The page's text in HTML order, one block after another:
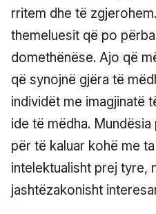
rritem dhe të
themeluesit që po
domethënëse. Ajo që
që synojnë gjëra të
individët me imagjinatë
ide të mëdha.
për të kaluar kohë me
intelektualisht prej tyre,
jashtëzakonisht